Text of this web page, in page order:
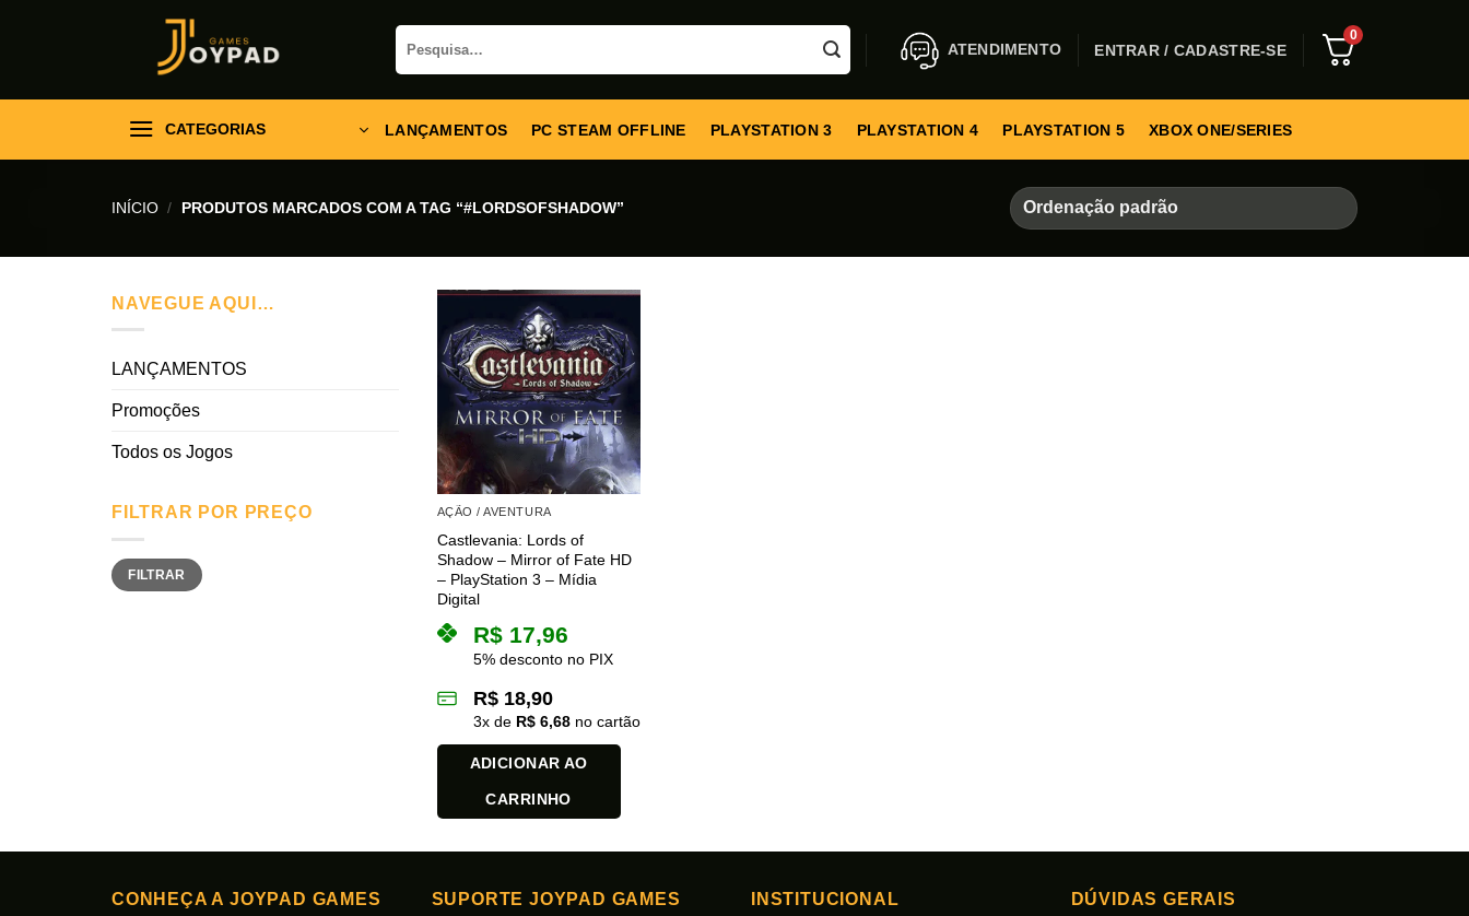
Pesquisar
por:
ATENDIMENTO ENTRAR / CADASTRE-SE
0
CATEGORIAS LANÇAMENTOS PC STEAM OFFLINE PLAYSTATION 3 PLAYSTATION 4 PLAYSTATION 5 XBOX ONE/SERIES
INÍCIO / PRODUTOS MARCADOS COM A TAG “#LORDSOFSHADOW”
NAVEGUE AQUI…
LANÇAMENTOS
Promoções
Todos os Jogos
FILTRAR POR PREÇO
Preço
mínimo
Preço
máximo
FILTRAR
AÇÃO / AVENTURA
Castlevania: Lords of
Shadow – Mirror of Fate HD
– PlayStation 3 – Mídia
Digital
R$17,96
5% desconto no PIX
R$18,90
3x de R$6,68no cartão
ADICIONAR AO
CARRINHO
CONHEÇA A JOYPAD GAMES SUPORTE JOYPAD GAMES INSTITUCIONAL DÚVIDAS GERAIS